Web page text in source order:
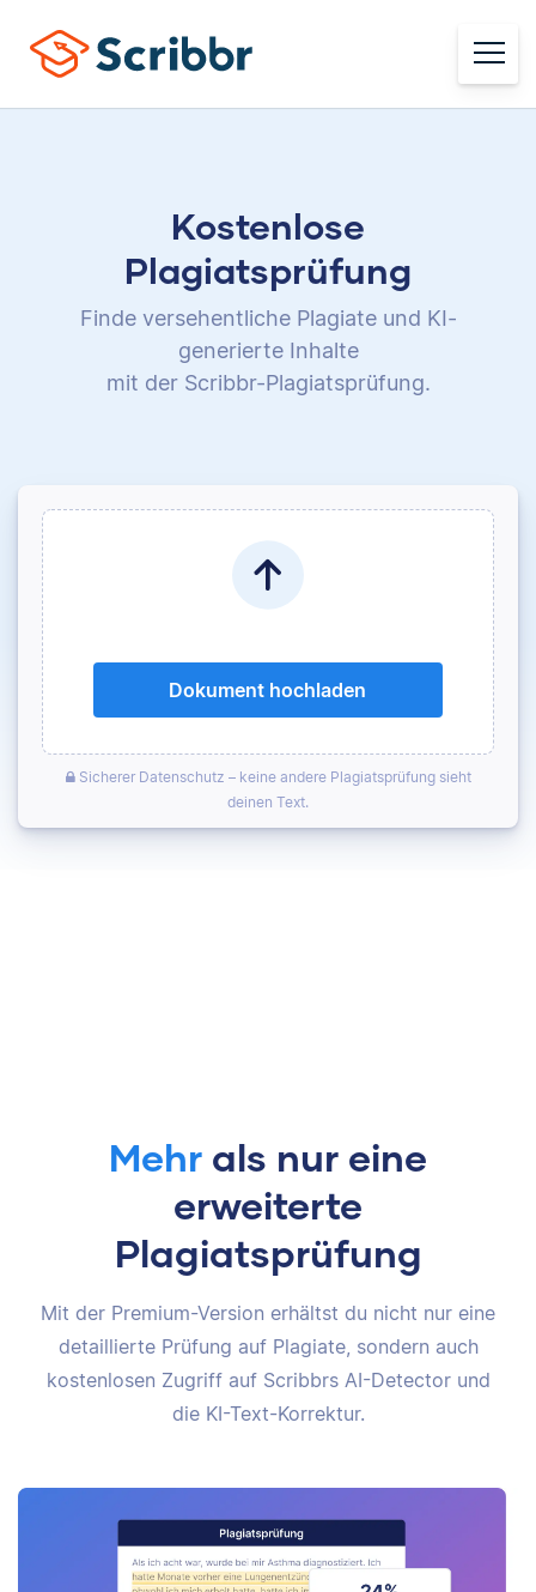
Kostenlose
Plagiatsprüfung
Finde versehentliche Plagiate und KI-
generierte Inhalte
mit der Scribbr-Plagiatsprüfung.
Dokument hochladen
Sicherer Datenschutz – keine andere Plagiatsprüfung sieht
deinen Text.
Mehr als nur eine
erweiterte
Plagiatsprüfung
Mit der Premium-Version erhältst du nicht nur eine
detaillierte Prüfung auf Plagiate, sondern auch
kostenlosen Zugriff auf Scribbrs AI-Detector und
die KI-Text-Korrektur.